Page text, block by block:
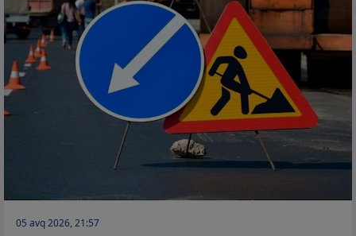
05 avq 2026, 21:57